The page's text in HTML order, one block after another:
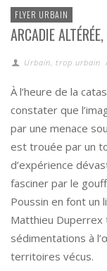
FLYER URBAIN
ARCADIE
Urbain, trop urbain
À l’heure de la
constater que
par une menace
est trouée par un
d’expérience
fasciner par le
Poussin en font un
Matthieu Duperrex
sédimentations à
territoires vécus.